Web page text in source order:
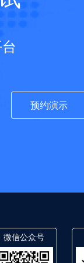
预约演示
微信公众号